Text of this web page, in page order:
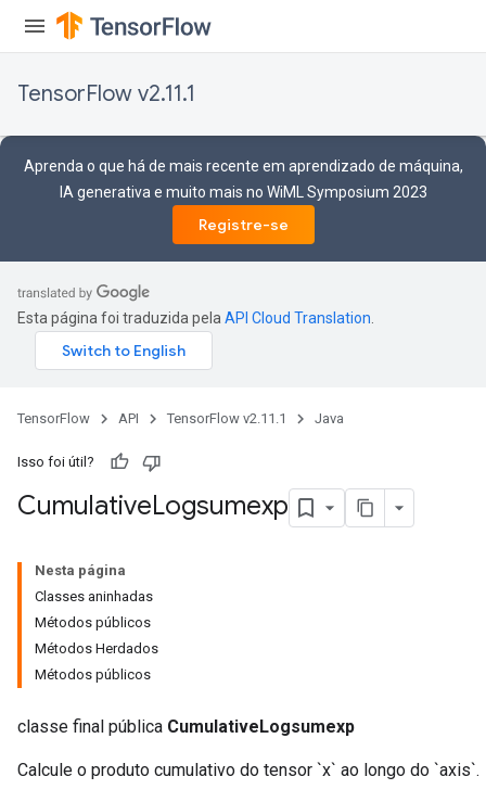
TensorFlow v2.11.1
Aprenda o que há de mais recente em aprendizado de máquina,
IA generativa e muito mais no WiML Symposium 2023
Registre-se
Esta página foi traduzida pela API Cloud Translation
TensorFlow API TensorFlow v2.11.1 Java
Isso foi útil?
CumulativeLogsumexp
Nesta página
Classes aninhadas
Métodos públicos
Métodos Herdados
Métodos públicos
classe final pública CumulativeLogsumexp
Calcule o produto cumulativo do tensor `x` ao longo do `axis`.